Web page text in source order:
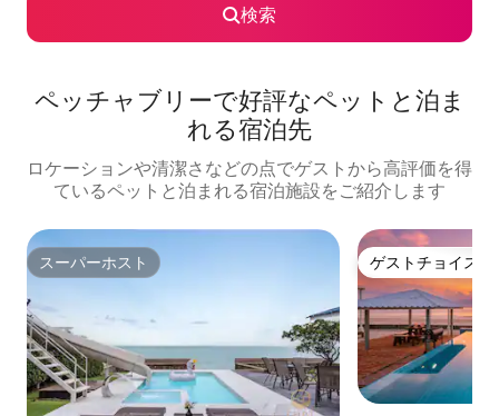
検索
ペッチャブリーで好評なペットと泊ま
れる宿泊先
ロケーションや清潔さなどの点でゲストから高評価を得
ているペットと泊まれる宿泊施設をご紹介します
スーパーホスト
スーパーホスト ゲストチョイス
ゲストチョイス